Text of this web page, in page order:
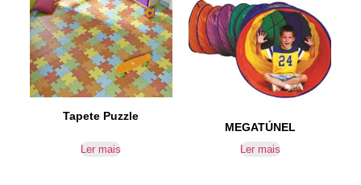
Tapete Puzzle
Ler mais
MEGATÚNEL
Ler mais